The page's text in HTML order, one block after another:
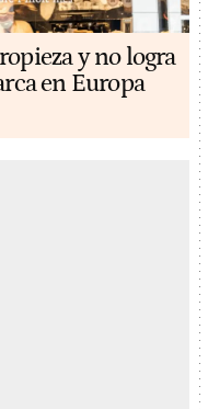
y no logra
en Europa